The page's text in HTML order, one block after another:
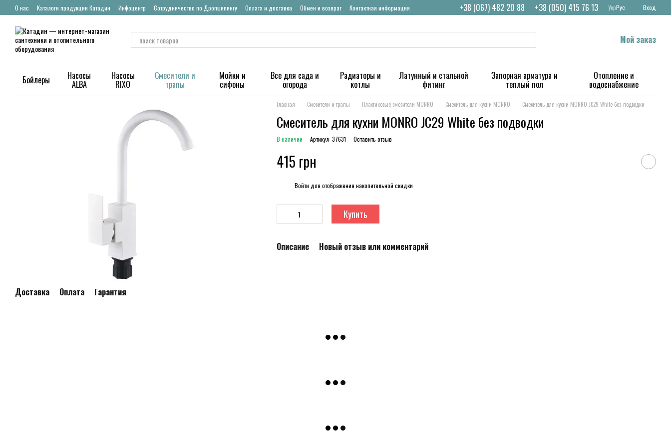
Перейти к основному контенту
О нас Каталоги продукции Катадин Инфоцентр Сотрудничество по Дропшипингу Оплата и доставка Обмен и возврат Контактная информация +38 (067) 482 20 88 +38 (050) 415 76 13 УкрРус Вход
Мой заказ
Бойлеры Насосы
ALBA
Насосы
RIXO
Смесители и
трапы
Мойки и
сифоны
Все для сада и
огорода
Радиаторы и
котлы
Латунный и стальной
фитинг
Запорная арматура и
теплый пол
Отопление и
водоснабжение
Доставка Оплата Гарантия
Главная Смесители и трапы Пластиковые смесители MONRO Смеситель для кухни MONRO Смеситель для кухни MONRO JC29 White без подводки
Смеситель для кухни MONRO JC29 White без подводки
В наличии Артикул: 37631 Оставить отзыв
415 грн
Войти для отображения накопительной скидки
Купить
Описание Новый отзыв или комментарий